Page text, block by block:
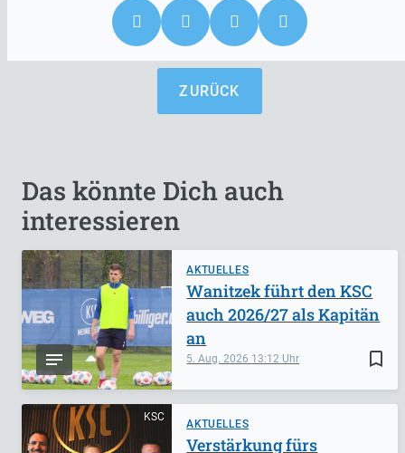
ZURÜCK
Das könnte Dich auch
interessieren
AKTUELLES
bookmark_border
5. Aug. 2026 13:12
Wanitzek führt den KSC
auch 2026/27 als Kapitän
an
KSC
AKTUELLES
Verstärkung fürs